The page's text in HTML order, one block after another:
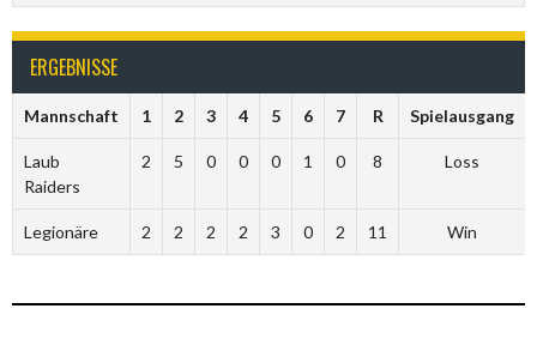
ERGEBNISSE
Mannschaft 1 2 3 4 5 6 7 R Spielausgang
Laub
Raiders
2 5 0 0 0 1 0 8 Loss
Legionäre 2 2 2 2 3 0 2 11 Win